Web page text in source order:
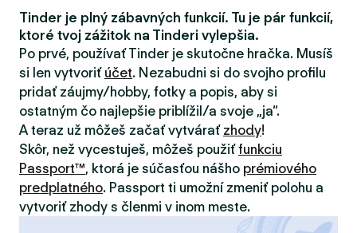
Tinder je plný zábavných funkcií. Tu je pár funkcií,
ktoré tvoj zážitok na Tinderi vylepšia.
Po prvé, používať Tinder je skutočne hračka. Musíš
si len vytvoriť účet. Nezabudni si do svojho profilu
pridať záujmy/hobby, fotky a popis, aby si
ostatným čo najlepšie priblížil/a svoje „ja“.
A teraz už môžeš začať vytvárať zhody!
Skôr, než vycestuješ, môžeš použiťfunkciu
Passport™, ktorá je súčasťou nášho prémiového
predplatného. Passport ti umožní zmeniť polohu a
vytvoriť zhody s členmi v inom meste.